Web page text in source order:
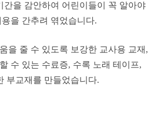
간을 감안하여 어린이들이 꼭 알아야
을 간추려 엮었습니다.
을 줄 수 있도록 보강한 교사용 교재,
수 있는 수료증, 수록 노래 테이프,
부교재를 만들었습니다.